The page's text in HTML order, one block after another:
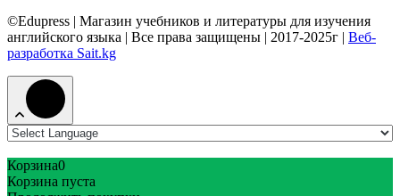
©Edupress | Магазин учебников и литературы для изучения
английского языка | Все права защищены | 2017-2025г | Веб-
разработка Sait.kg
Корзина0
Корзина пуста